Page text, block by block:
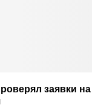
заявки на